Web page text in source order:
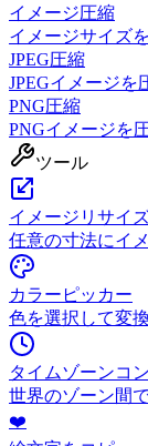
イメージ圧縮
イメージサイズ
JPEG圧縮
JPEGイメージを
PNG圧縮
PNGイメージを
ツール
イメージリサイ
任意の寸法にイ
カラーピッカー
色を選択して変換
タイムゾーンコ
世界のゾーン間
❤️